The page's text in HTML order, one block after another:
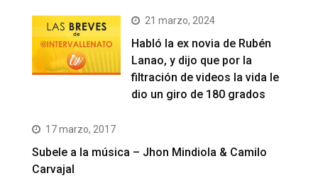
21 marzo, 2024
Habló la ex novia de Rubén
Lanao, y dijo que por la
filtración de videos la vida le
dio un giro de 180 grados
17 marzo, 2017
Subele a la música – Jhon Mindiola & Camilo
Carvajal